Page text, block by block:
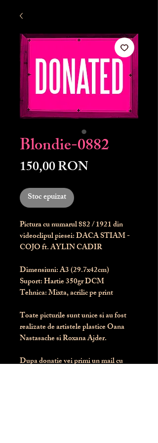
Blondie-0882
150,00 RONPreț
Stoc epuizat
Pictura cu numarul882/ 1921 din
videoclipul piesei: DACA STIAM -
COJO ft. AYLIN CADIR
Dimensiuni: A3 (29.7x42cm)
Suport: Hartie 350gr DCM
Tehnica: Mixta, acrilic pe print
Toate picturile sunt unice si au fost
realizate de artistele plastice Oana
Nastasache si Roxana Ajder.
Dupa donatie vei primi un mail cu